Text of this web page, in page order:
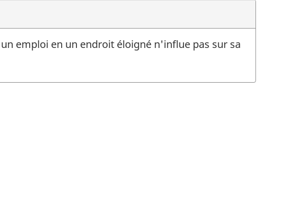
emploi en un endroit éloigné n'influe pas sur sa